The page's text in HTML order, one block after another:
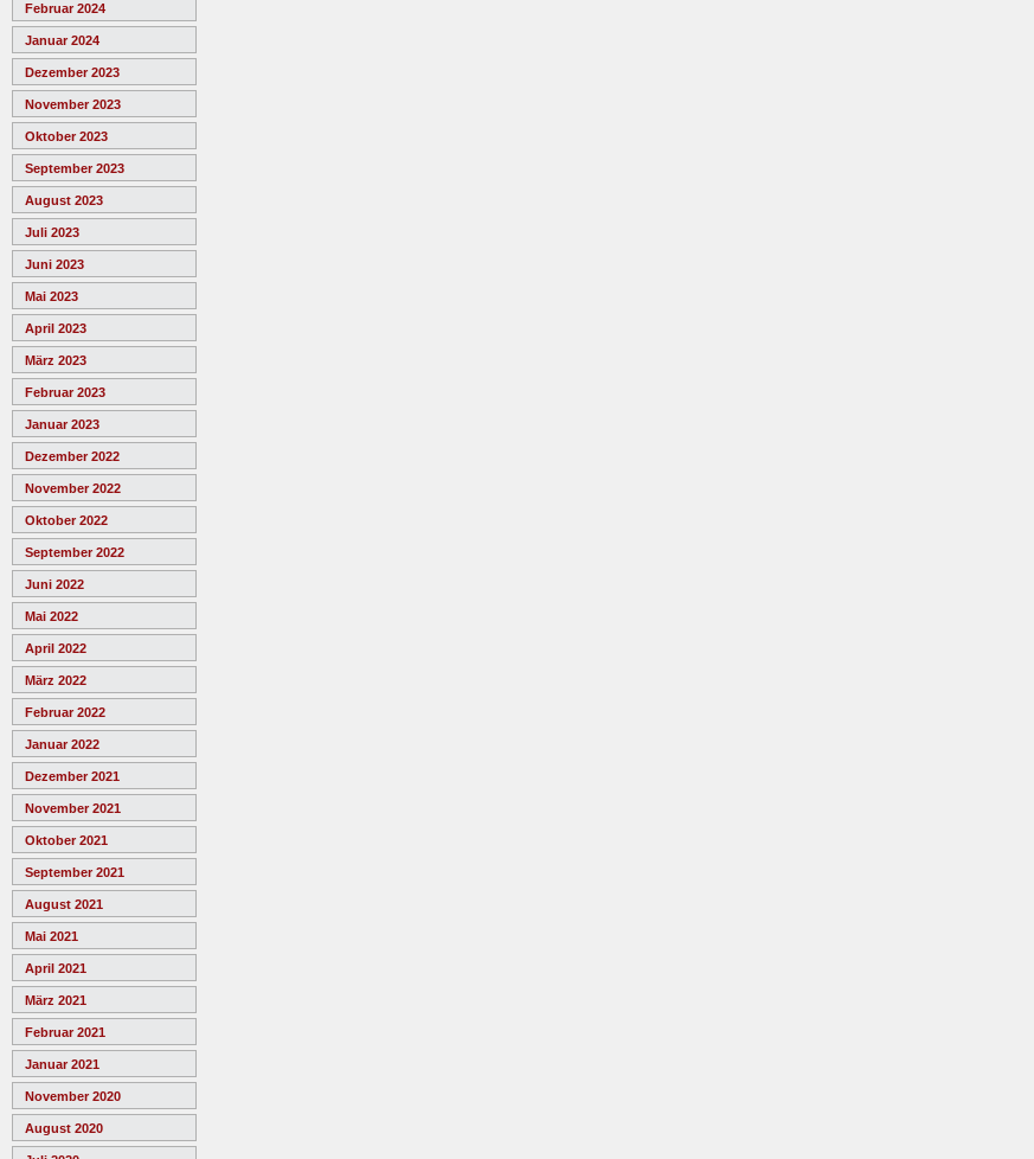
Februar 2024
Januar 2024
Dezember 2023
November 2023
Oktober 2023
September 2023
August 2023
Juli 2023
Juni 2023
Mai 2023
April 2023
März 2023
Februar 2023
Januar 2023
Dezember 2022
November 2022
Oktober 2022
September 2022
Juni 2022
Mai 2022
April 2022
März 2022
Februar 2022
Januar 2022
Dezember 2021
November 2021
Oktober 2021
September 2021
August 2021
Mai 2021
April 2021
März 2021
Februar 2021
Januar 2021
November 2020
August 2020